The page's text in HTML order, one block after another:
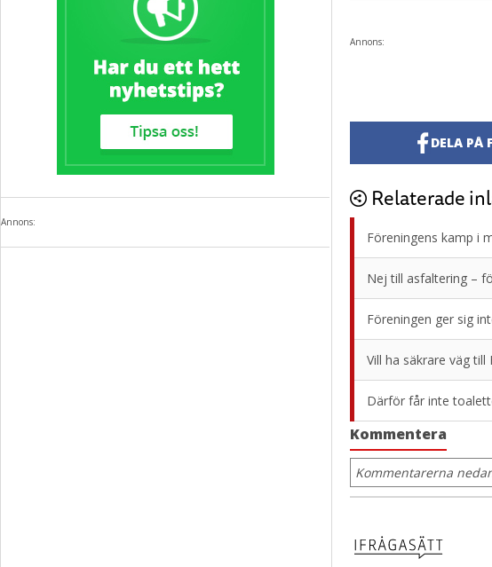
Annons:
Annons:
DELA PÅ
Relaterade
Föreningens kamp i
Nej till asfaltering –
Föreningen ger sig
Vill ha säkrare väg
Därför får inte
Kommentera
Kommentarerna